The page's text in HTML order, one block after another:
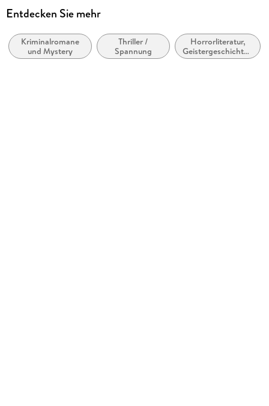
Reihe
Autor/Autorin
Catalina Corvo, Simon Borner
Entdecken Sie mehr
Kriminalromane
und Mystery
Thriller /
Spannung
Horrorliteratur,
Geistergeschichten
und